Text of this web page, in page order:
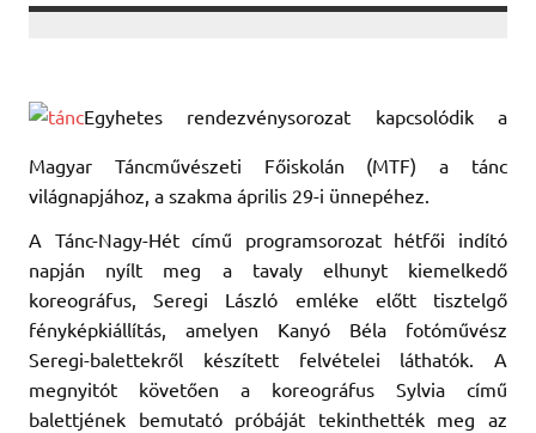
Egyhetes rendezvénysorozat kapcsolódik a
Magyar Táncművészeti Főiskolán (MTF) a tánc
világnapjához, a szakma április 29-i ünnepéhez.
A Tánc-Nagy-Hét című programsorozat hétfői indító
napján nyílt meg a tavaly elhunyt kiemelkedő
koreográfus, Seregi László emléke előtt tisztelgő
fényképkiállítás, amelyen Kanyó Béla fotóművész
Seregi-balettekről készített felvételei láthatók. A
megnyitót követően a koreográfus Sylvia című
balettjének bemutató próbáját tekinthették meg az